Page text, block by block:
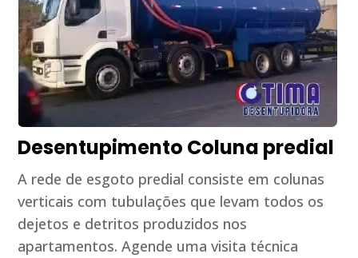
Desentupimento Coluna predial
A rede de esgoto predial consiste em colunas
verticais com tubulações que levam todos os
dejetos e detritos produzidos nos
apartamentos. Agende uma visita técnica